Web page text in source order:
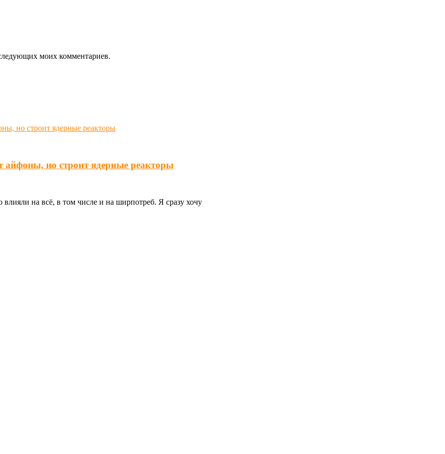
моих комментариев.
но строит ядерные реакторы
на всё, в том числе и на ширпотреб. Я сразу хочу